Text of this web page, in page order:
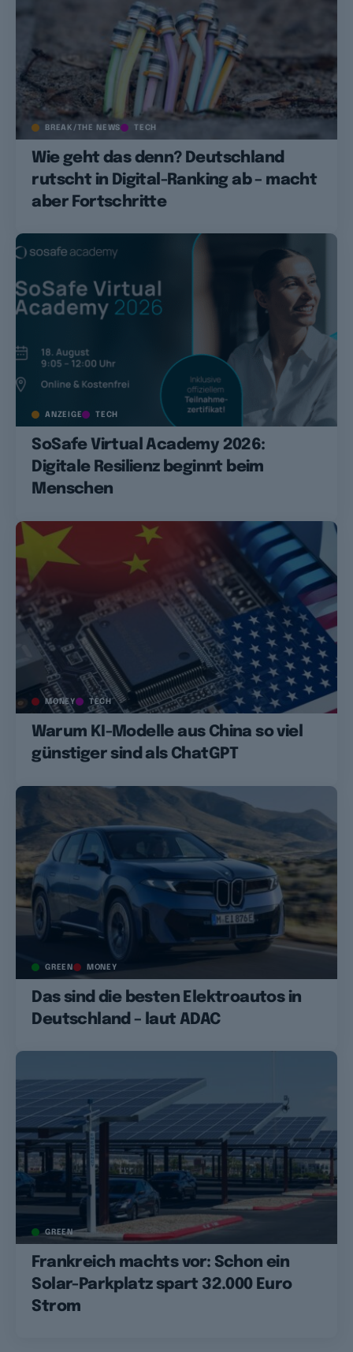
BREAK/THE NEWS TECH
Wie geht das denn? Deutschland
rutscht in Digital-Ranking ab – macht
aber Fortschritte
ANZEIGE TECH
SoSafe Virtual Academy 2026:
Digitale Resilienz beginnt beim
Menschen
MONEY TECH
Warum KI-Modelle aus China so viel
günstiger sind als ChatGPT
GREEN MONEY
Das sind die besten Elektroautos in
Deutschland – laut ADAC
GREEN
Frankreich machts vor: Schon ein
Solar-Parkplatz spart 32.000 Euro
Strom